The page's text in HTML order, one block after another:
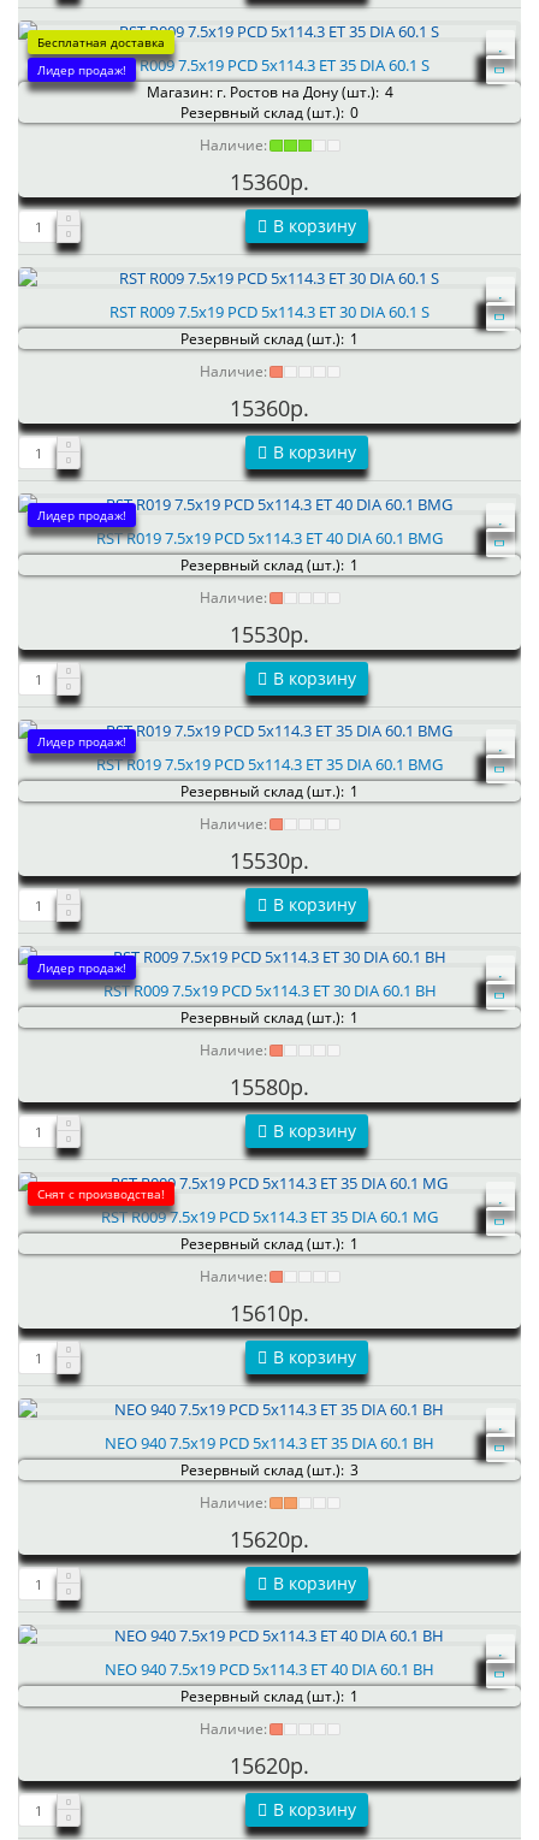
Бесплатная доставка
Лидер продаж!RST R009 7.5x19 PCD 5x114.3 ET 35 DIA 60.1 S
Магазин: г. Ростов на Дону (шт.): 4
Резервный склад (шт.): 0
Наличие:
15360р.
В корзину
RST R009 7.5x19 PCD 5x114.3 ET 30 DIA 60.1 S
Резервный склад (шт.): 1
Наличие:
15360р.
В корзину
Лидер продаж!
RST R019 7.5x19 PCD 5x114.3 ET 40 DIA 60.1 BMG
Резервный склад (шт.): 1
Наличие:
15530р.
В корзину
Лидер продаж!
RST R019 7.5x19 PCD 5x114.3 ET 35 DIA 60.1 BMG
Резервный склад (шт.): 1
Наличие:
15530р.
В корзину
Лидер продаж!
RST R009 7.5x19 PCD 5x114.3 ET 30 DIA 60.1 BH
Резервный склад (шт.): 1
Наличие:
15580р.
В корзину
Снят с производства!
RST R009 7.5x19 PCD 5x114.3 ET 35 DIA 60.1 MG
Резервный склад (шт.): 1
Наличие:
15610р.
В корзину
NEO 940 7.5x19 PCD 5x114.3 ET 35 DIA 60.1 BH
Резервный склад (шт.): 3
Наличие:
15620р.
В корзину
NEO 940 7.5x19 PCD 5x114.3 ET 40 DIA 60.1 BH
Резервный склад (шт.): 1
Наличие:
15620р.
В корзину